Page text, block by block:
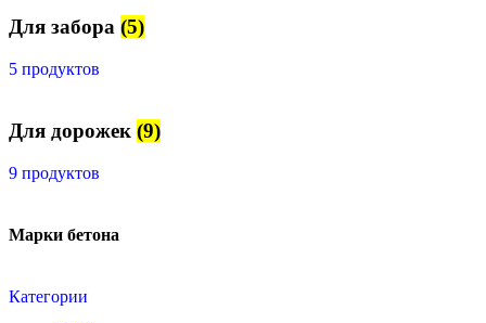
Для забора (5)
5 продуктов
Для дорожек (9)
9 продуктов
Марки бетона
Категории